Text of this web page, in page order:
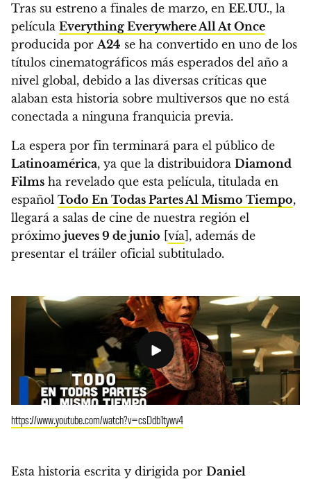
Tras su estreno a finales de marzo, en EE.UU., la
película Everything Everywhere All At Once
producida por A24 se ha convertido en uno de los
títulos cinematográficos más esperados del año a
nivel global, debido a las diversas críticas que
alaban esta historia sobre multiversos que no está
conectada a ninguna franquicia previa.
La espera por fin terminará para el público de
Latinoamérica, ya que la distribuidora Diamond
Films ha revelado que esta película, titulada en
español Todo En Todas Partes Al Mismo Tiempo,
llegará a salas de cine de nuestra región el
próximo jueves 9 de junio [vía], además de
presentar el tráiler oficial subtitulado.
https://www.youtube.com/watch?v=csDdb1tywv4
Esta historia escrita y dirigida por Daniel